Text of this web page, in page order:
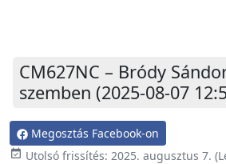
CM627NC – Bródy
szemben (2025-08-07
Megosztás Facebook-on
event_available Utolsó frissítés: 2025. augusztus 7.